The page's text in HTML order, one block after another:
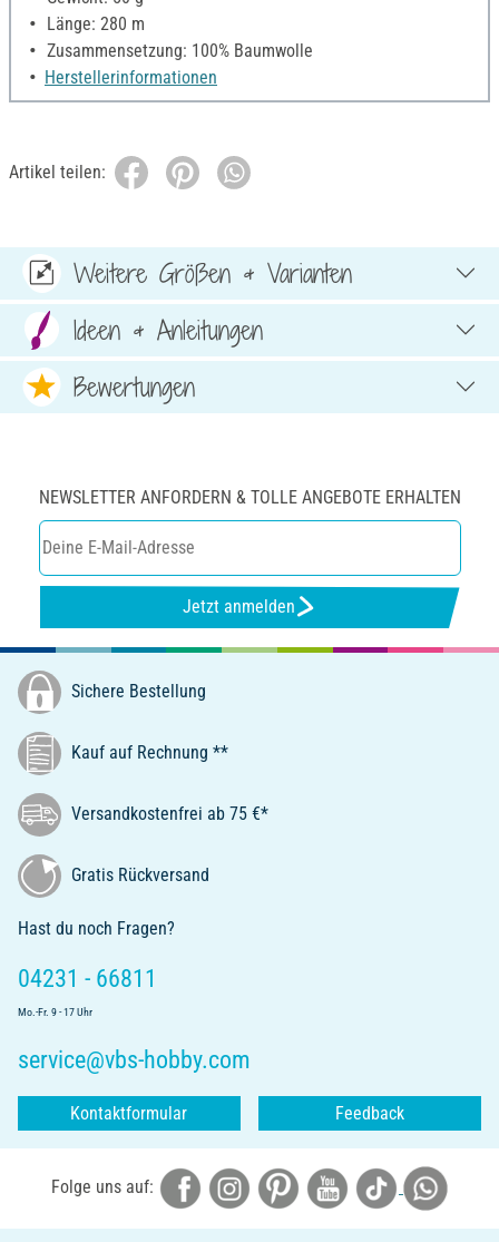
Länge: 280 m
Zusammensetzung: 100% Baumwolle
Herstellerinformationen
Artikel teilen:
Weitere Größen & Varianten
Ideen & Anleitungen
Bewertungen
NEWSLETTER ANFORDERN & TOLLE ANGEBOTE ERHALTEN
Jetzt anmelden
Sichere Bestellung
Kauf auf Rechnung **
Versandkostenfrei ab 75 €*
Gratis Rückversand
Hast du noch Fragen?
04231 - 66811
Mo.-Fr. 9 - 17 Uhr
service@vbs-hobby.com
Kontaktformular Feedback
Folge uns auf: